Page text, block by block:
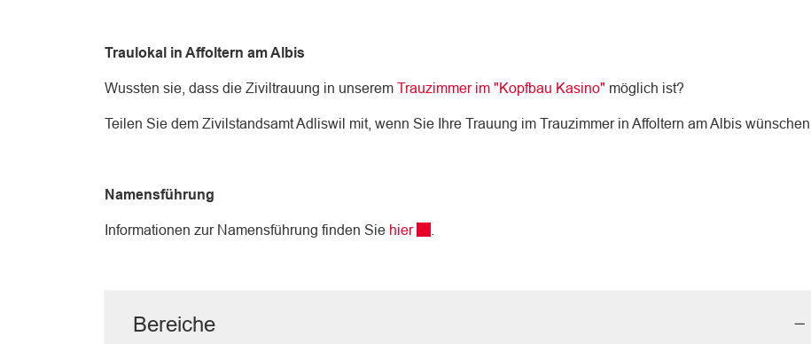
Traulokal in Affoltern am Albis
Wussten sie, dass die Ziviltrauung in unserem Trauzimmer im "Kopfbau Kasino" möglich ist?
Teilen Sie dem Zivilstandsamt Adliswil mit, wenn Sie Ihre Trauung im Trauzimmer in Affoltern am Albis wünschen.
Namensführung
Informationen zur Namensführung finden Sie hierExterner Link wird in einem neuen Fenster geöffnet.
Bereiche